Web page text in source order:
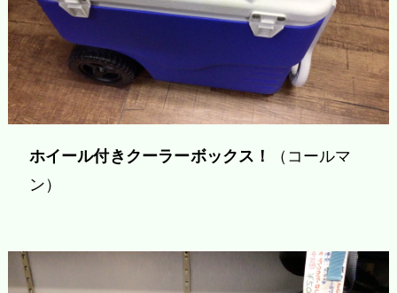
ホイール付きクーラーボックス！
（コールマ
ン）